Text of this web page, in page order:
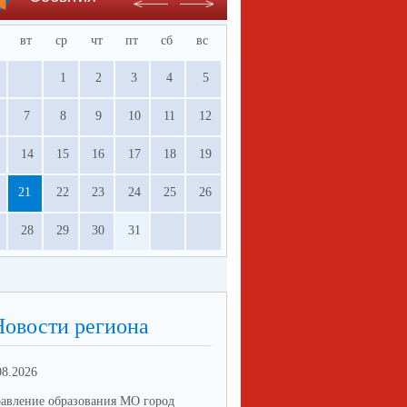
вт ср чт пт сб вс
1 2 3 4 5
7 8 9 10 11 12
14 15 16 17 18 19
21 22 23 24 25 26
28 29 30 31
региона
образования МО город